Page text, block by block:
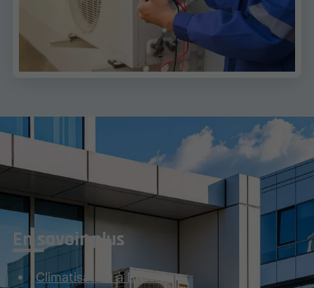
En savoir plus
Climatisation à Biviers